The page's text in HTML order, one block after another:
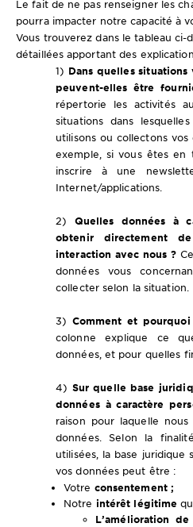
Le fait de ne pas renseigner les
pourra impacter notre capacité à
Vous trouverez dans le tableau ci-
détaillées apportant des
1) Dans quelles
peuvent-elles être
répertorie les activités
situations dans
utilisons ou collectons
exemple, si vous êtes en
inscrire à une
Internet/applications.
2) Quelles données à
obtenir directement
interaction avec nous ?
données vous
collecter selon la situation.
3) Comment et
colonne explique ce
données, et pour quelles
4) Sur quelle base
données à caractère
raison pour laquelle nous
données. Selon la
utilisées, la base
vos données peut être :
Votre consentement ;
Notre intérêt légitime
L’amélioration